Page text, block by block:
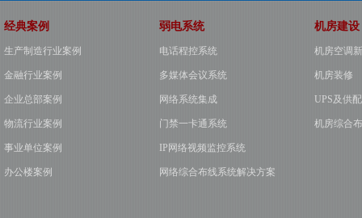
经典案例
生产制造行业案例
金融行业案例
企业总部案例
物流行业案例
事业单位案例
办公楼案例
弱电系统
电话程控系统
多媒体会议系统
网络系统集成
门禁一卡通系统
IP网络视频监控系统
网络综合布线系统解决方案
机房建设
机房空调
机房装修
UPS及供
机房综合